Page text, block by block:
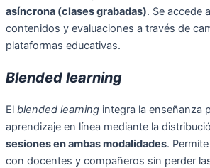
asíncrona (clases grabadas). Se accede
contenidos y evaluaciones a través de
plataformas educativas.
Blended learning
El blended learning integra la enseñanza
aprendizaje en línea mediante la
sesiones en ambas modalidades.
con docentes y compañeros sin perder